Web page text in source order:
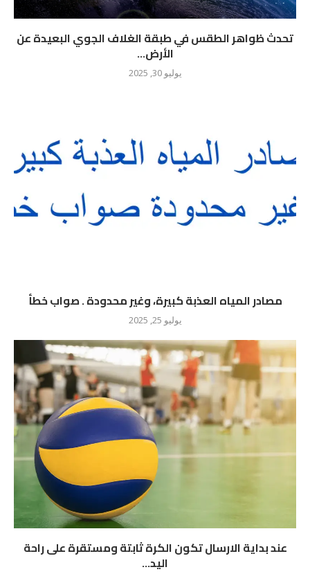
تحدث ظواهر الطقس في طبقة الغلاف الجوي البعيدة عن
الأرض...
يوليو 30, 2025
مصادر المياه العذبة كبيرة، وغير محدودة . صواب خطأ
يوليو 25, 2025
عند بداية الارسال تكون الكرة ثابتة ومستقرة على راحة
اليد...